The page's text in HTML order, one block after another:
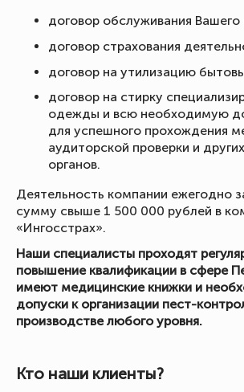
договор обслуживания Вашего
договор страхования
договор на утилизацию
договор на стирку
одежды и всю необходимую
для успешного прохождения
аудиторской проверки и
органов.
Деятельность компании ежегодно
сумму свыше 1 500 000 рублей в
«Ингосстрах».
Наши специалисты проходят
повышение квалификации в сфере
имеют медицинские книжки и
допуски к организации пест-
производстве любого уровня.
Кто наши клиенты?